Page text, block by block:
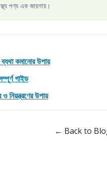
পণ্য এক জায়গায়।
কমানোর উপায়
গাইড
নিয়ন্ত্রণের উপায়
← Back to